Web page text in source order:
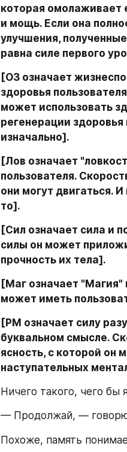
которая омолаживает
и мощь. Если она
улучшения,
равна силе первого
[ОЗ означает
здоровья
может использовать
регенерации
изначально].
[Лов означает
пользователя.
они могут двигаться.
то].
[Сил означает сила и
силы он может
прочность их тела].
[Маг означает "Магия"
может иметь
[РМ означает силу
буквальном смысле.
ясность, с которой он
наступательных
Ничего такого, чего бы
— Продолжай, — говорю
Похоже, память